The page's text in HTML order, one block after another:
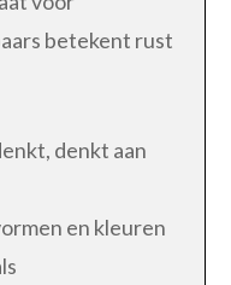
betekent rust
denkt aan
en kleuren